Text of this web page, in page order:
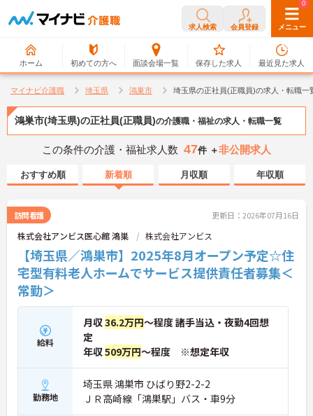
求人検索 会員登録 メニュー
ホーム 初めての方へ 面談会場一覧
0
保存した求人
0
最近見た求人
マイナビ介護職 埼玉県 鴻巣市 埼玉県の正社員(正職員)の求人・転職一
鴻巣市(埼玉県)の正社員(正職員)の介護職・福祉の求人・転職一覧
この条件の介護・福祉求人数 47件 ＋非公開求人
おすすめ順 新着順 月収順 年収順
訪問看護 更新日：2026年07月16日
株式会社アンビス医心館 鴻巣 株式会社アンビス
【埼玉県／鴻巣市】2025年8月オープン予定☆住
宅型有料老人ホームでサービス提供責任者募集＜
常勤＞
給料
月収36.2万円～程度 諸手当込・夜勤4回想
定
年収509万円～程度 ※想定年収
勤務地
埼玉県 鴻巣市 ひばり野2-2-2
ＪＲ高崎線「鴻巣駅」バス・車9分